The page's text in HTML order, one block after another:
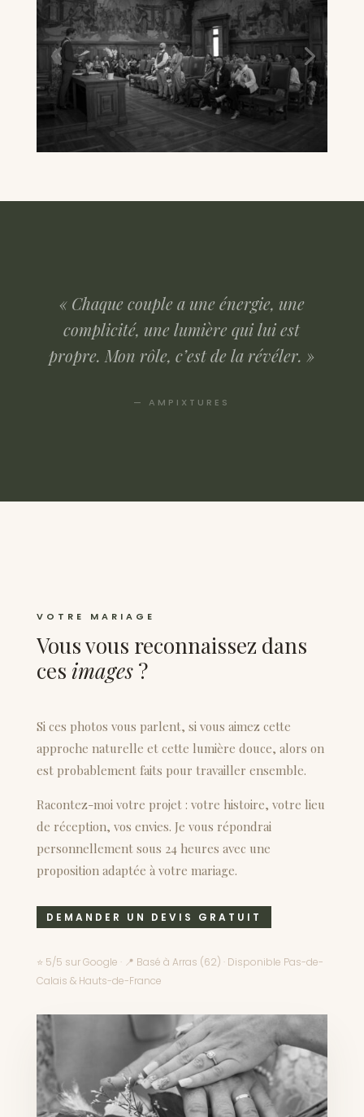
« Chaque couple a une énergie, une
complicité, une lumière qui lui est
propre. Mon rôle, c’est de la révéler. »
— AMPIXTURES
VOTRE MARIAGE
Vous vous reconnaissez dans
ces images?
Si ces photos vous parlent, si vous aimez cette
approche naturelle et cette lumière douce, alors on
est probablement faits pour travailler ensemble.
Racontez-moi votre projet : votre histoire, votre lieu
de réception, vos envies. Je vous répondrai
personnellement sous 24 heures avec une
proposition adaptée à votre mariage.
DEMANDER UN DEVIS GRATUIT
⭐ 5/5 sur Google · 📍 Basé à Arras (62) · Disponible Pas-de-
Calais & Hauts-de-France